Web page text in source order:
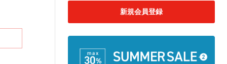
新規会員登録